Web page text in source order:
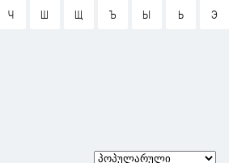
Ч Ш Щ Ъ Ы Ь Э